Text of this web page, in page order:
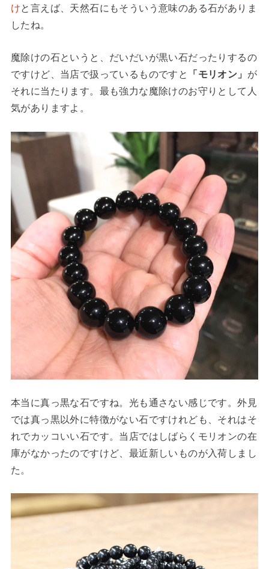
けと言えば、天然石にもそういう意味のある石がありま
したね。
魔除けの石というと、だいだいが黒い石だったりするの
ですけど、当店で扱っているものですと 「モリオン」 が
それに当たります。最も強力な魔除けのお守りとして人
気がありますよ。
本当に真っ黒な石ですね。光も通さない感じです。外見
では真っ黒以外に特徴がない石ですけれども、それはそ
れでカッコいい石です。当店ではしばらくモリオンの在
庫がなかったのですけど、最近新しいものが入荷しまし
た。